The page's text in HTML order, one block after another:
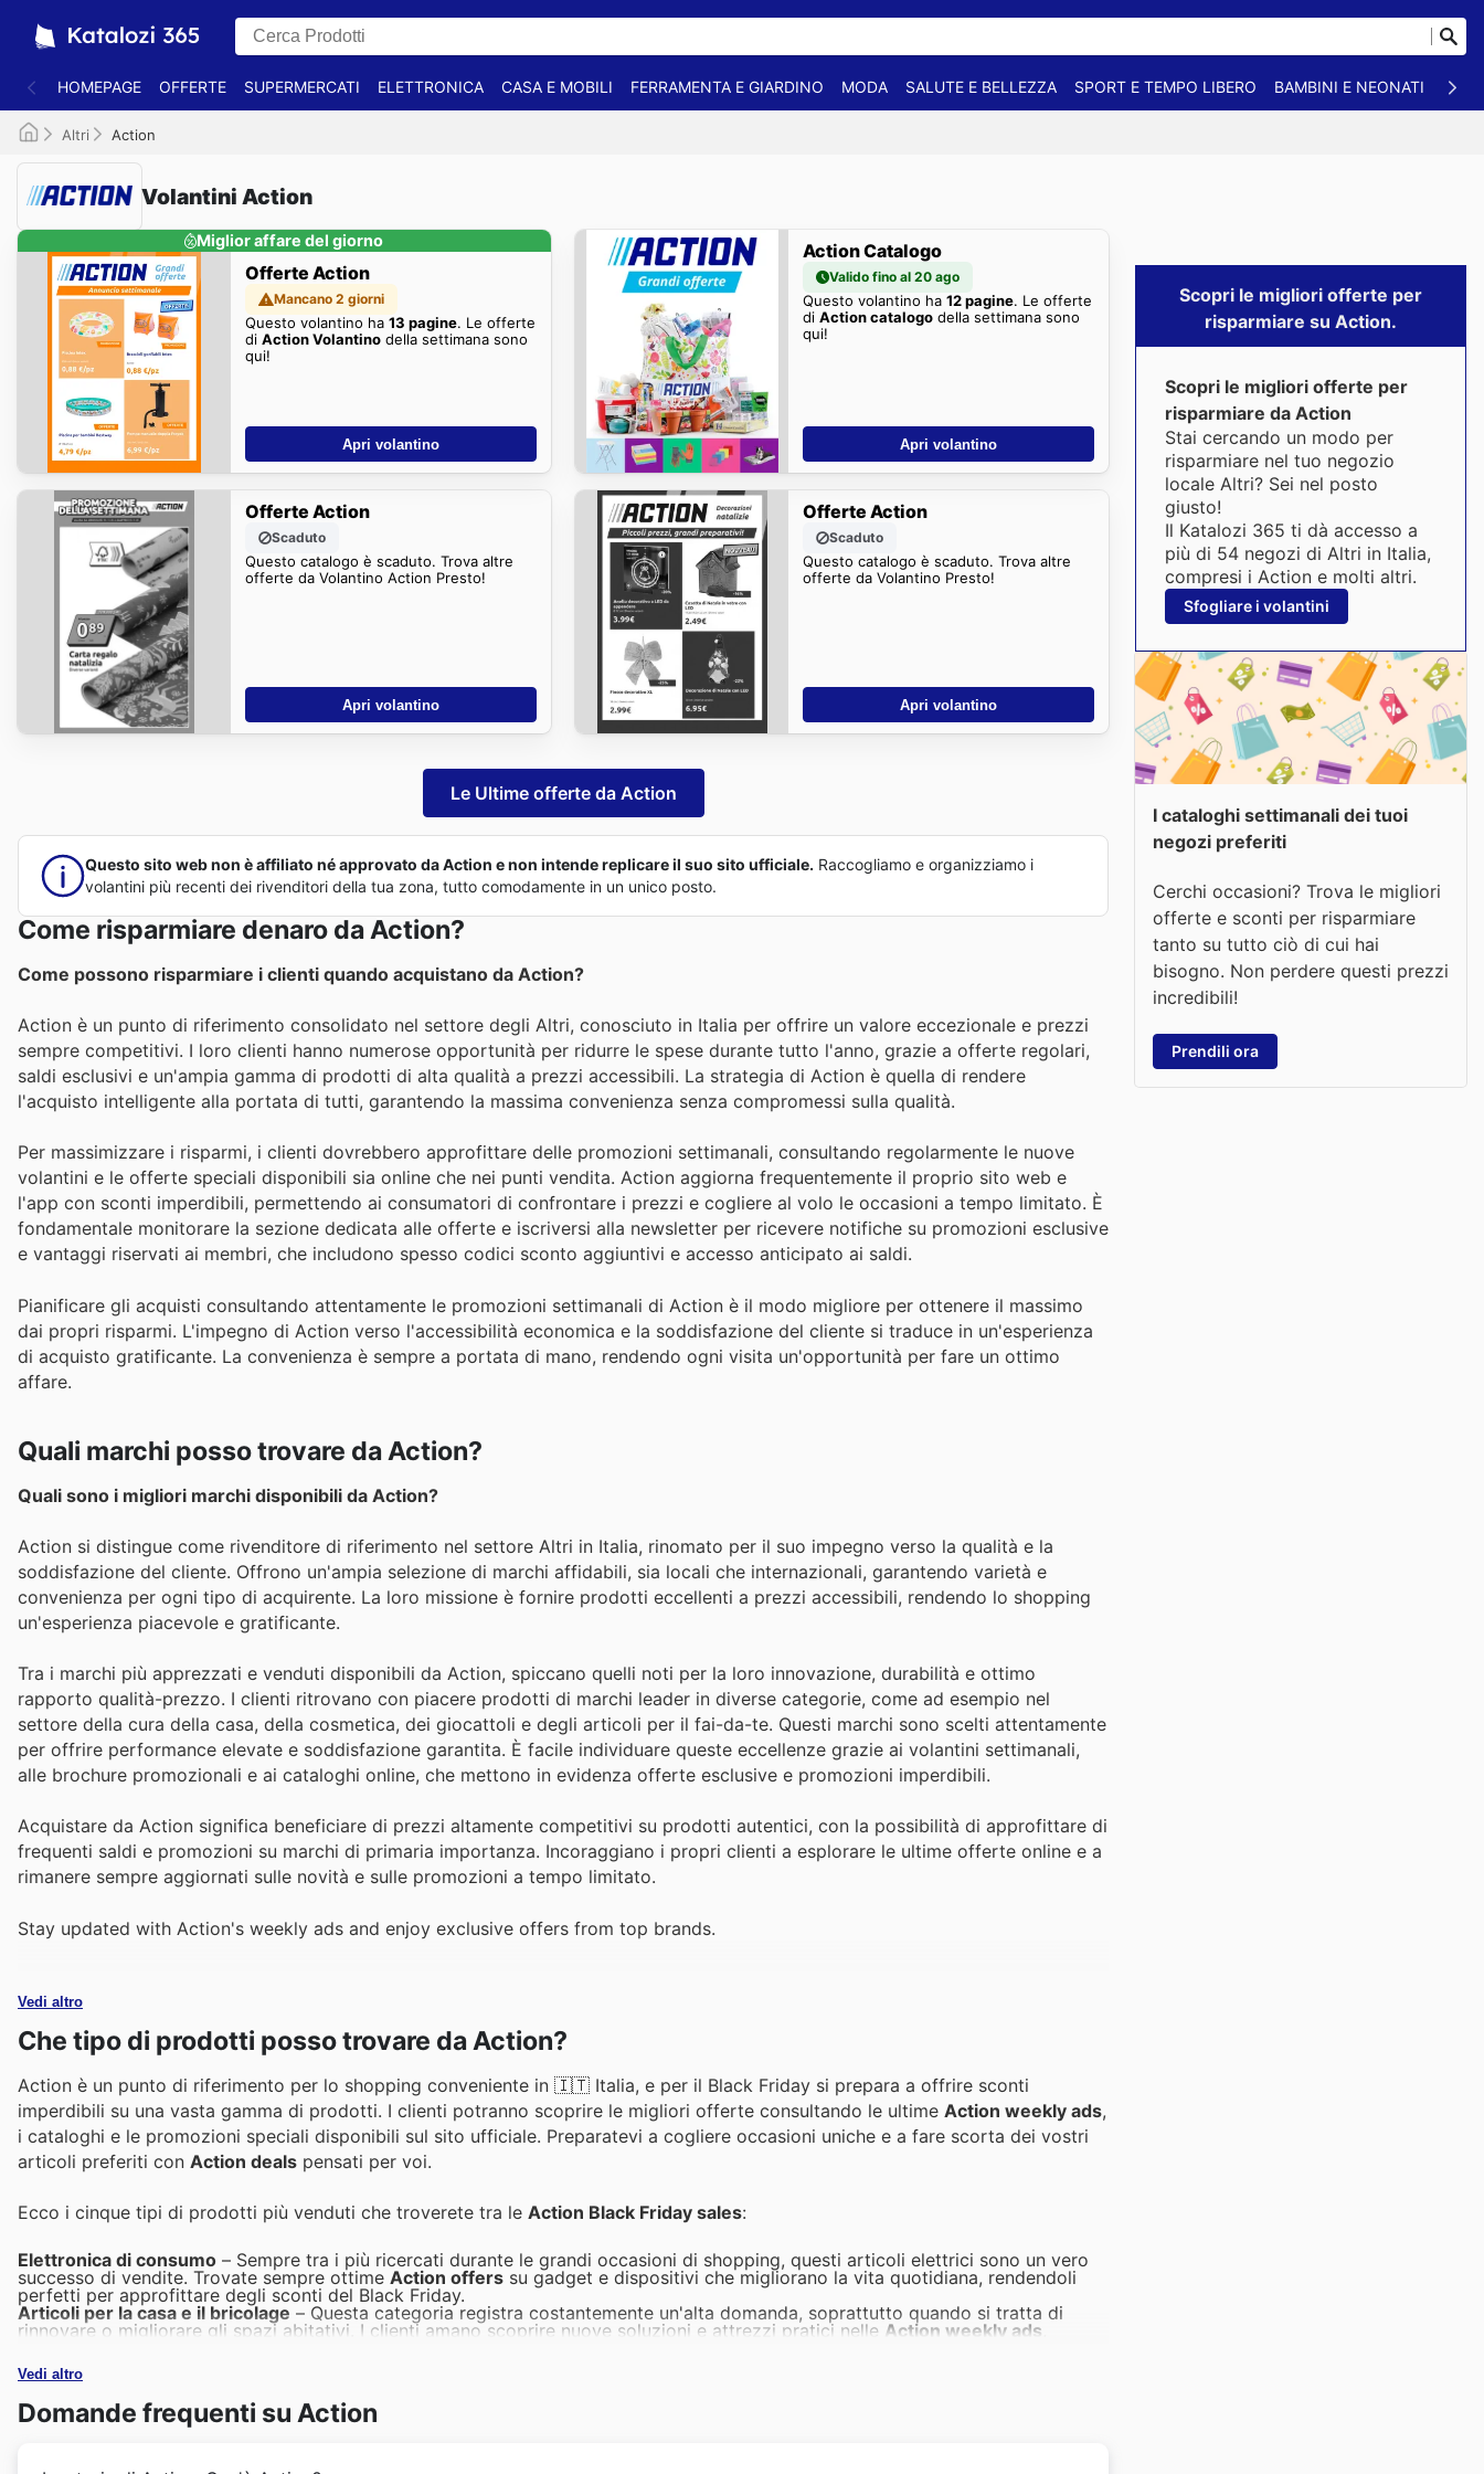
HOMEPAGE OFFERTE SUPERMERCATI ELETTRONICA CASA E MOBILI FERRAMENTA E GIARDINO MODA SALUTE E BELLEZZA SPORT E TEMPO LIBERO BAMBINI E NEONATI
Altri Action
Volantini Action
Miglior affare del giorno
Offerte Action
Mancano 2 giorni
Questo volantino ha 13 pagine. Le offerte
di Action Volantinodella settimana sono
qui!
Apri volantino
Action Catalogo
Valido fino al 20 ago
Questo volantino ha12 pagine. Le offerte
diAction catalogo della settimana sono
qui!
Apri volantino
Offerte Action
Scaduto
Questo catalogo è scaduto. Trova altre
offerte da Volantino Action Presto!
Apri volantino
Offerte Action
Scaduto
Questo catalogo è scaduto. Trova altre
offerte da Volantino Presto!
Apri volantino
Le Ultime offerte da Action
Questo sito web non è affiliato né approvato da Action e non intende replicare il suo sito ufficiale. Raccogliamo e organizziamo i
volantini più recenti dei rivenditori della tua zona, tutto comodamente in un unico posto.
Come risparmiare denaro da Action?
Come possono risparmiare i clienti quando acquistano da Action?
Action è un punto di riferimento consolidato nel settore degli Altri, conosciuto in Italia per offrire un valore eccezionale e prezzi
sempre competitivi. I loro clienti hanno numerose opportunità per ridurre le spese durante tutto l'anno, grazie a offerte regolari,
saldi esclusivi e un'ampia gamma di prodotti di alta qualità a prezzi accessibili. La strategia di Action è quella di rendere
l'acquisto intelligente alla portata di tutti, garantendo la massima convenienza senza compromessi sulla qualità.
Per massimizzare i risparmi, i clienti dovrebbero approfittare delle promozioni settimanali, consultando regolarmente le nuove
volantini e le offerte speciali disponibili sia online che nei punti vendita. Action aggiorna frequentemente il proprio sito web e
l'app con sconti imperdibili, permettendo ai consumatori di confrontare i prezzi e cogliere al volo le occasioni a tempo limitato. È
fondamentale monitorare la sezione dedicata alle offerte e iscriversi alla newsletter per ricevere notifiche su promozioni esclusive
e vantaggi riservati ai membri, che includono spesso codici sconto aggiuntivi e accesso anticipato ai saldi.
Pianificare gli acquisti consultando attentamente le promozioni settimanali di Action è il modo migliore per ottenere il massimo
dai propri risparmi. L'impegno di Action verso l'accessibilità economica e la soddisfazione del cliente si traduce in un'esperienza
di acquisto gratificante. La convenienza è sempre a portata di mano, rendendo ogni visita un'opportunità per fare un ottimo
affare.
Quali marchi posso trovare da Action?
Quali sono i migliori marchi disponibili da Action?
Action si distingue come rivenditore di riferimento nel settore Altri in Italia, rinomato per il suo impegno verso la qualità e la
soddisfazione del cliente. Offrono un'ampia selezione di marchi affidabili, sia locali che internazionali, garantendo varietà e
convenienza per ogni tipo di acquirente. La loro missione è fornire prodotti eccellenti a prezzi accessibili, rendendo lo shopping
un'esperienza piacevole e gratificante.
Tra i marchi più apprezzati e venduti disponibili da Action, spiccano quelli noti per la loro innovazione, durabilità e ottimo
rapporto qualità-prezzo. I clienti ritrovano con piacere prodotti di marchi leader in diverse categorie, come ad esempio nel
settore della cura della casa, della cosmetica, dei giocattoli e degli articoli per il fai-da-te. Questi marchi sono scelti attentamente
per offrire performance elevate e soddisfazione garantita. È facile individuare queste eccellenze grazie ai volantini settimanali,
alle brochure promozionali e ai cataloghi online, che mettono in evidenza offerte esclusive e promozioni imperdibili.
Acquistare da Action significa beneficiare di prezzi altamente competitivi su prodotti autentici, con la possibilità di approfittare di
frequenti saldi e promozioni su marchi di primaria importanza. Incoraggiano i propri clienti a esplorare le ultime offerte online e a
rimanere sempre aggiornati sulle novità e sulle promozioni a tempo limitato.
Stay updated with Action's weekly ads and enjoy exclusive offers from top brands.
Vedi altro
Che tipo di prodotti posso trovare da Action?
Action è un punto di riferimento per lo shopping conveniente in 🇮🇹 Italia, e per il Black Friday si prepara a offrire sconti
imperdibili su una vasta gamma di prodotti. I clienti potranno scoprire le migliori offerte consultando le ultime Action weekly ads,
i cataloghi e le promozioni speciali disponibili sul sito ufficiale. Preparatevi a cogliere occasioni uniche e a fare scorta dei vostri
articoli preferiti con Action deals pensati per voi.
Ecco i cinque tipi di prodotti più venduti che troverete tra le Action Black Friday sales:
Elettronica di consumo – Sempre tra i più ricercati durante le grandi occasioni di shopping, questi articoli elettrici sono un vero
successo di vendite. Trovate sempre ottime Action offers su gadget e dispositivi che migliorano la vita quotidiana, rendendoli
perfetti per approfittare degli sconti del Black Friday.
Articoli per la casa e il bricolage – Questa categoria registra costantemente un'alta domanda, soprattutto quando si tratta di
rinnovare o migliorare gli spazi abitativi. I clienti amano scoprire nuove soluzioni e attrezzi pratici nelle Action weekly ads
Giocattoli e articoli per bambini
più piccoli. La varietà e la convenienza dei giocattoli e degli accessori per bambini presenti nelle
scelta sempre vincente per chi cerca qualità e risparmio.
Prodotti per la cura della persona e bellezza
Vedi altro
Domande frequenti su Action
Scopri le migliori offerte per
risparmiare su Action.
Scopri le migliori offerte per
risparmiare da Action
Stai cercando un modo per
risparmiare nel tuo negozio
locale Altri? Sei nel posto
giusto!
Il Katalozi 365 ti dà accesso a
più di 54 negozi di Altri in Italia,
compresi i Action e molti altri.
Sfogliare i volantini
I cataloghi settimanali dei tuoi
negozi preferiti
Cerchi occasioni? Trova le migliori
offerte e sconti per risparmiare
tanto su tutto ciò di cui hai
bisogno. Non perdere questi prezzi
incredibili!
Prendili ora